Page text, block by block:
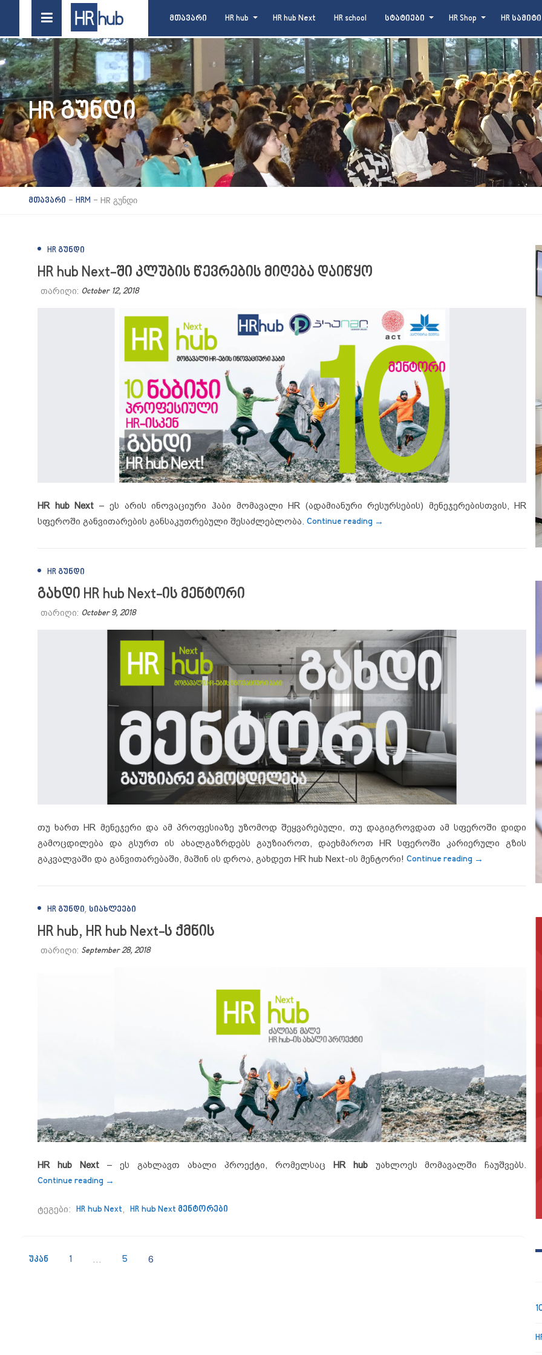
მთავარი HR hub HR hub Next HR school სტატიები HR Shop HR სამიტი
HR ᲒᲣᲜᲓᲘ
მთავარი - HRM - HR გუნდი
HR ᲒᲣᲜᲓᲘ
HR hub Next-ში კლუბის წევრების მიღება დაიწყო
თარიღი: October 12, 2018
HR hub Next – ეს არის ინოვაციური ჰაბი მომავალი HR (ადამიანური რესურსების) მენეჯერებისთვის, HR
სფეროში განვითარების განსაკუთრებული შესაძლებლობა. Continue reading “HR hub Next-ში კლუბის წევრების
→
HR ᲒᲣᲜᲓᲘ
გახდი HR hub Next-ის მენტორი
თარიღი: October 9, 2018
თუ ხართ HR მენეჯერი და ამ პროფესიაზე უზომოდ შეყვარებული, თუ დაგიგროვდათ ამ სფეროში დიდი
გამოცდილება და გსურთ ის ახალგაზრდებს გაუზიაროთ, დაეხმაროთ HR სფეროში კარიერული გზის
გაკვალვაში და განვითარებაში, მაშინ ის დროა, გახდეთ HR hub Next-ის მენტორი! Continue reading “გახდი HR hub
→
HR ᲒᲣᲜᲓᲘ, ᲡᲘᲐᲮᲚᲔᲔᲑᲘ
HR hub, HR hub Next-ს ქმნის
თარიღი: September 28, 2018
HR hub Next– ეს გახლავთ ახალი პროექტი, რომელსაც HR hubუახლოეს მომავალში ჩაუშვებს.
Continue reading “HR hub, HR hub Next-ს ქმნის”
→
ტეგები: HR hub Next, HR hub Next მენტორები
უკან 1 … 5 6